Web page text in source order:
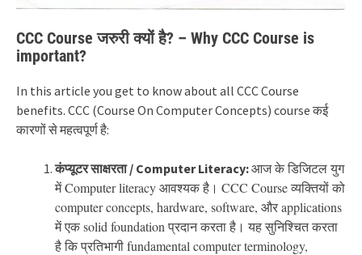
CCC Course जरुरी क्यों है? – Why CCC Course is
important?
In this article you get to know about all CCC Course
benefits. CCC (Course On Computer Concepts) course कई
कारणों से महत्वपूर्ण है:
कंप्यूटर साक्षरता / Computer Literacy:आज के डिजिटल युग
में Computer literacy आवश्यक है। CCC Course व्यक्तियों को
computer concepts, hardware, software, और applications
में एक solid foundation प्रदान करता है। यह सुनिश्चित करता
है कि प्रतिभागी fundamental computer terminology,